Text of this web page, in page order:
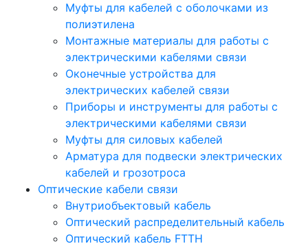
Муфты для кабелей с оболочками из
полиэтилена
Монтажные материалы для работы с
электрическими кабелями связи
Оконечные устройства для
электрических кабелей связи
Приборы и инструменты для работы с
электрическими кабелями связи
Муфты для силовых кабелей
Арматура для подвески электрических
кабелей и грозотроса
Оптические кабели связи
Внутриобъектовый кабель
Оптический распределительный кабель
Оптический кабель FTTH